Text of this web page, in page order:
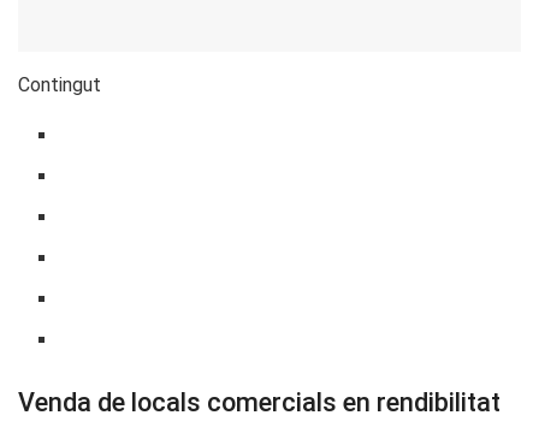
Contingut
Venda de locals comercials en rendibilitat